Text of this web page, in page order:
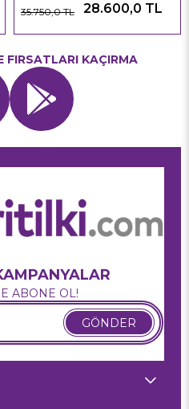
28.600,0 TL
35.750,0 TL
FIRSATLARI KAÇIRMA
ABONE OL!
GÖNDER